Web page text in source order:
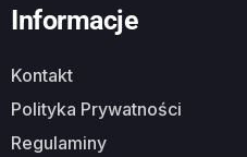
Informacje
Kontakt
Polityka Prywatności
Regulaminy